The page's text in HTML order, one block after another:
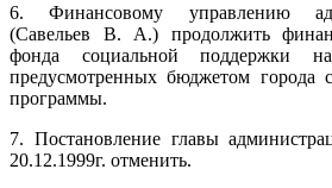
6. Финансовому управлению
(Савельев В. А.) продолжить
фонда социальной поддержки
предусмотренных бюджетом города
программы.
7. Постановление главы
20.12.1999г. отменить.